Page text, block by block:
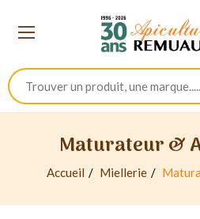
Maturateur &
Accueil Miellerie